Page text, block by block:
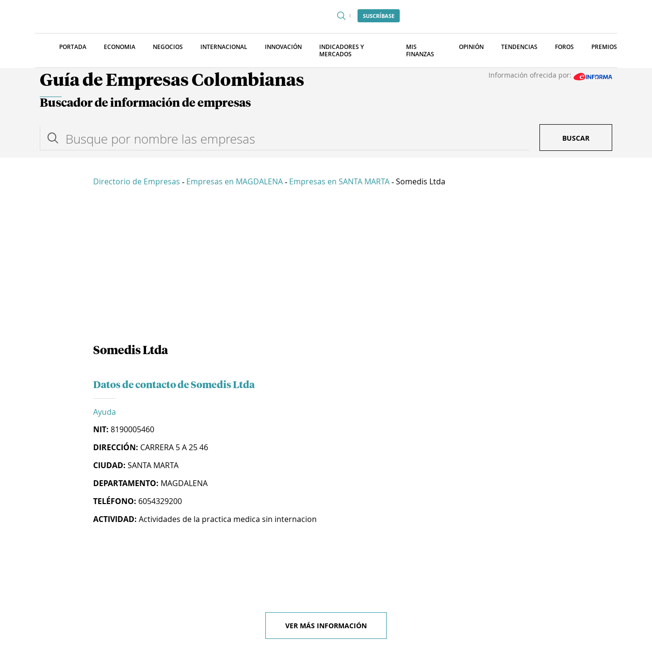
SUSCRÍBASE
PORTADA ECONOMIA NEGOCIOS INTERNACIONAL INNOVACIÓN
INDICADORES Y
MERCADOS
MIS
FINANZAS
OPINIÓN TENDENCIAS FOROS PREMIOS
Guía de Empresas Colombianas Información ofrecida por:
Buscador de información de empresas
BUSCAR
Directorio de Empresas - Empresas en MAGDALENA - Empresas en SANTA MARTA - Somedis Ltda
Somedis Ltda
Datos de contacto de Somedis Ltda
Ayuda
NIT: 8190005460
DIRECCIÓN: CARRERA 5 A 25 46
CIUDAD: SANTA MARTA
DEPARTAMENTO: MAGDALENA
TELÉFONO: 6054329200
ACTIVIDAD: Actividades de la practica medica sin internacion
VER MÁS INFORMACIÓN